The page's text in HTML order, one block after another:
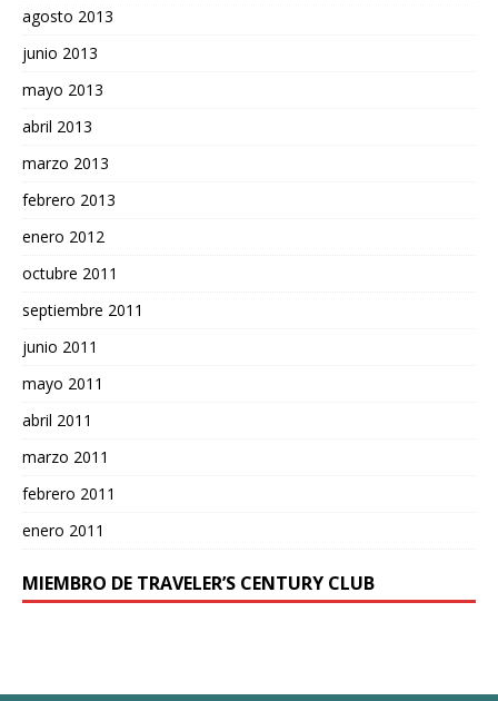
agosto 2013
junio 2013
mayo 2013
abril 2013
marzo 2013
febrero 2013
enero 2012
octubre 2011
septiembre 2011
junio 2011
mayo 2011
abril 2011
marzo 2011
febrero 2011
enero 2011
MIEMBRO DE TRAVELER’S CENTURY CLUB